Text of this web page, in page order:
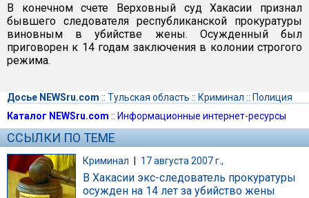
В конечном счете Верховный суд Хакасии признал
бывшего следователя республиканской прокуратуры
виновным в убийстве жены. Осужденный был
приговорен к 14 годам заключения в колонии строгого
режима.
Досье NEWSru.com :: Тульская область :: Криминал :: Полиция
Каталог NEWSru.com :: Информационные интернет-ресурсы
ССЫЛКИ ПО ТЕМЕ
Криминал | 17 августа 2007 г.,
В Хакасии экс-следователь прокуратуры
осужден на 14 лет за убийство жены